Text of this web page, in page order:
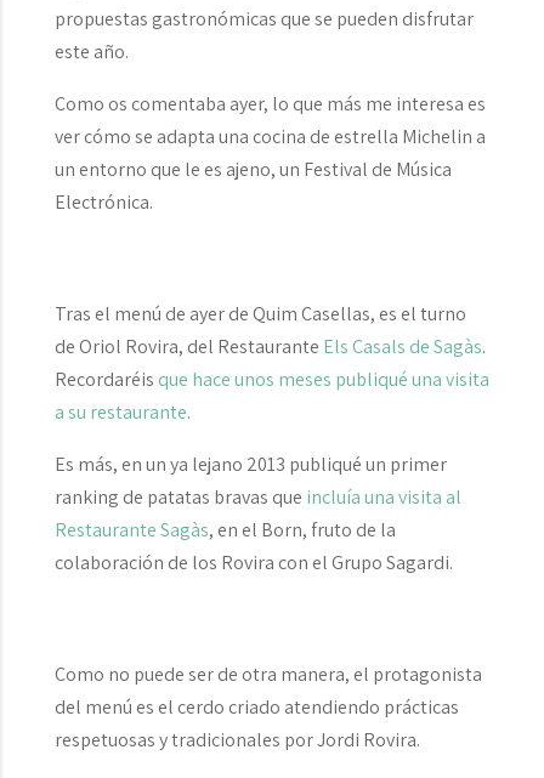
propuestas gastronómicas que se pueden disfrutar
este año.
Como os comentaba ayer, lo que más me interesa es
ver cómo se adapta una cocina de estrella Michelin a
un entorno que le es ajeno, un Festival de Música
Electrónica.
Tras el menú de ayer de Quim Casellas, es el turno
de Oriol Rovira, del Restaurante Els Casals de Sagàs.
Recordaréis que hace unos meses publiqué una visita
a su restaurante.
Es más, en un ya lejano 2013 publiqué un primer
ranking de patatas bravas que incluía una visita al
Restaurante Sagàs, en el Born, fruto de la
colaboración de los Rovira con el Grupo Sagardi.
Como no puede ser de otra manera, el protagonista
del menú es el cerdo criado atendiendo prácticas
respetuosas y tradicionales por Jordi Rovira.